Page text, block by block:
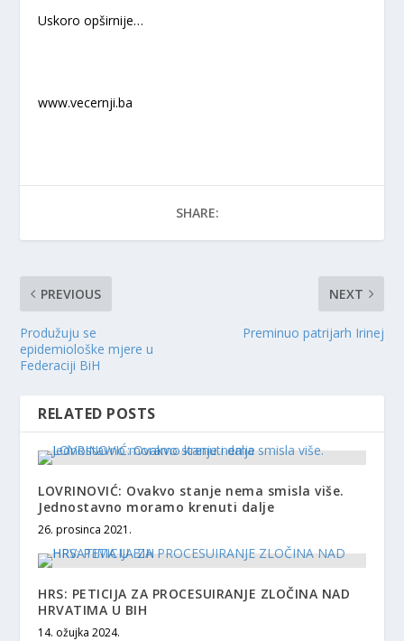
Uskoro opširnije…
www.vecernji.ba
SHARE:
PREVIOUS
Produžuju se
epidemiološke mjere u
Federaciji BiH
NEXT
Preminuo patrijarh Irinej
RELATED POSTS
LOVRINOVIĆ: Ovakvo stanje nema smisla više.
Jednostavno moramo krenuti dalje
26. prosinca 2021.
HRS: PETICIJA ZA PROCESUIRANJE ZLOČINA NAD
HRVATIMA U BIH
14. ožujka 2024.